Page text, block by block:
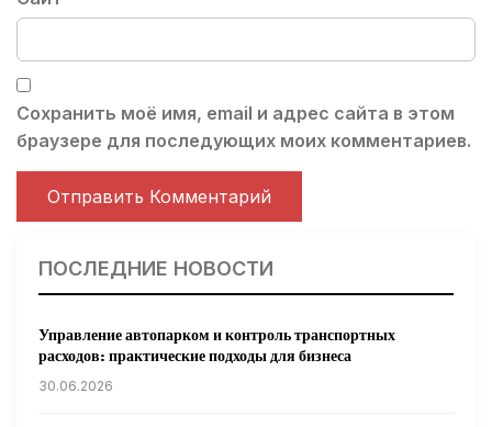
Сохранить моё имя, email и адрес сайта в этом
браузере для последующих моих комментариев.
ПОСЛЕДНИЕ НОВОСТИ
Управление автопарком и контроль транспортных
расходов: практические подходы для бизнеса
30.06.2026